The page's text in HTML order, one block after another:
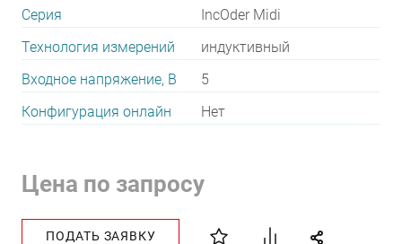
Серия
IncOder Midi
Технология измерений
индуктивный
Входное напряжение, В
5
Конфигурация онлайн
Нет
Цена по запросу
ПОДАТЬ ЗАЯВКУ